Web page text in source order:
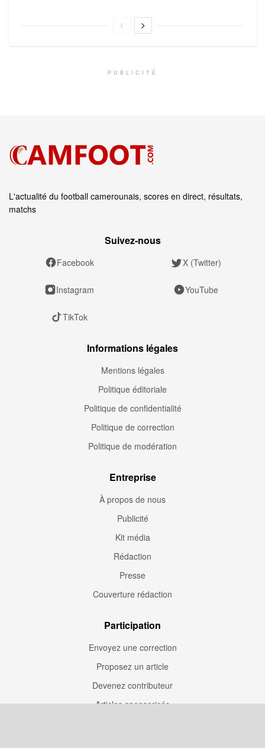
PUBLICITÉ
L'actualité du football camerounais, scores en direct, résultats,
matchs
Suivez‑nous
Facebook X (Twitter)
Instagram YouTube
TikTok
Informations légales
Mentions légales
Politique éditoriale
Politique de confidentialité
Politique de correction
Politique de modération
Entreprise
À propos de nous
Publicité
Kit média
Rédaction
Presse
Couverture rédaction
Participation
Envoyez une correction
Proposez un article
Devenez contributeur
Articles sponsorisés